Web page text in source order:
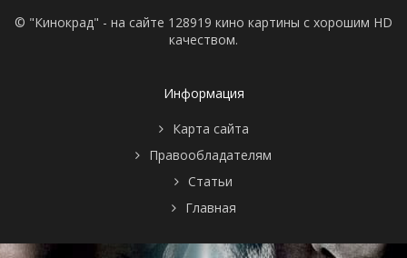
© "Кинокрад" - на сайте 128919 кино картины с хорошим HD
качеством.
Информация
Карта сайта
Правообладателям
Статьи
Главная